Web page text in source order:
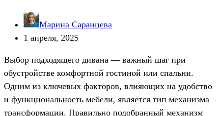
Марина Саранцева
1 апреля, 2025
Выбор подходящего дивана — важный шаг при
обустройстве комфортной гостиной или спальни.
Одним из ключевых факторов, влияющих на удобство
и функциональность мебели, является тип механизма
трансформации. Правильно подобранный механизм